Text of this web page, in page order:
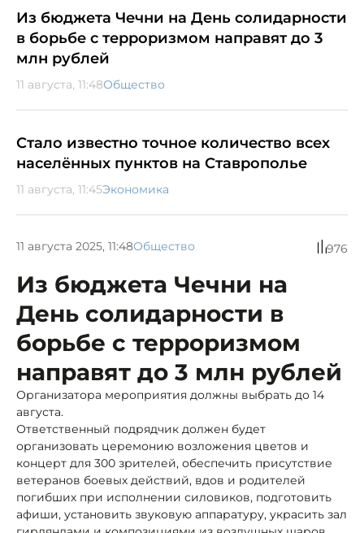
Из бюджета Чечни на День солидарности
в борьбе с терроризмом направят до 3
млн рублей
11 августа, 11:48Общество
Стало известно точное количество всех
населённых пунктов на Ставрополье
11 августа, 11:45Экономика
11 августа 2025, 11:48Общество 976
Из бюджета Чечни на
День солидарности в
борьбе с терроризмом
направят до 3 млн рублей
Организатора мероприятия должны выбрать до 14
августа.
Ответственный подрядчик должен будет
организовать церемонию возложения цветов и
концерт для 300 зрителей, обеспечить присутствие
ветеранов боевых действий, вдов и родителей
погибших при исполнении силовиков, подготовить
афиши, установить звуковую аппаратуру, украсить зал